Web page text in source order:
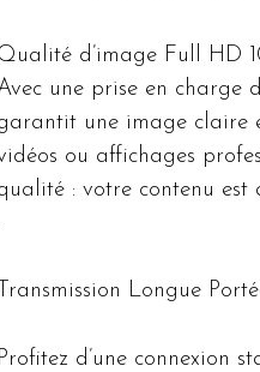
d’image Full HD
une prise en charge
une image claire
ou affichages
: votre contenu est
Transmission Longue
Profitez d’une connexion